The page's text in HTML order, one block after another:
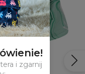
i zgarnij